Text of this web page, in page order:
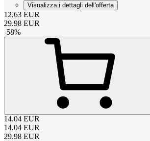
Visualizza i dettagli dell'offerta
12.63 EUR
29.98 EUR
-58%
14.04 EUR
14.04 EUR
29.98 EUR